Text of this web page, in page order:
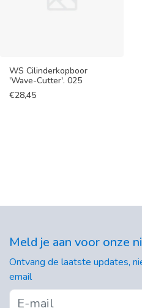
WS Cilinderkopboor
'Wave-Cutter'. 025
€28,45
Meld je aan voor onze
Ontvang de laatste updates,
email